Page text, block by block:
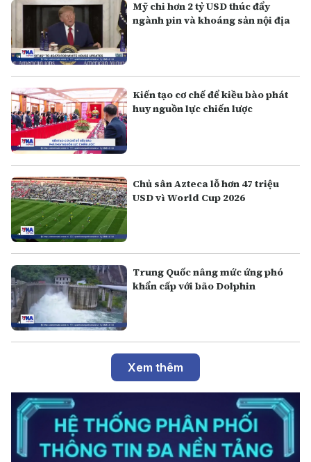
Mỹ chi hơn 2 tỷ USD thúc đẩy
ngành pin và khoáng sản nội địa
Kiến tạo cơ chế để kiều bào phát
huy nguồn lực chiến lược
Chủ sân Azteca lỗ hơn 47 triệu
USD vì World Cup 2026
Trung Quốc nâng mức ứng phó
khẩn cấp với bão Dolphin
Xem thêm